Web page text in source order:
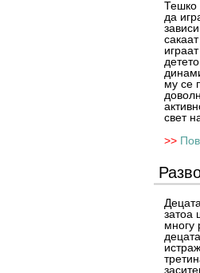
Тешко
да
му се
свет
>>
затоа
многу